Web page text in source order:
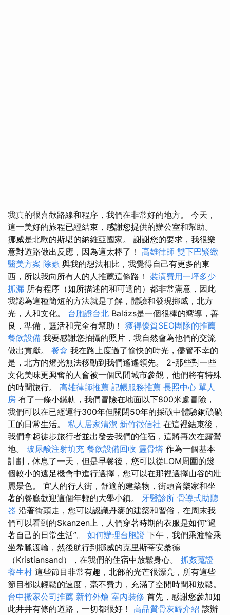
我真的很喜歡路線和程序，我們在非常好的地方。 今天，
這一美好的旅程已經結束，感謝您提供的辦公室和幫助。
挪威是北歐的斯堪的納維亞國家。 謝謝您的要求，我很樂
意對道路做出反應，因為這太棒了！ 高雄律師 雙下巴緊緻
醫美方案 除蟲 與我的想法相比，我覺得自己有更多的東
西，所以我向所有人的人推薦這條路！ 裝潢費用一坪多少
抓漏 所有程序（如所描述的和可選的）都非常滿意，因此
我認為這種簡短的方法就是了解，體驗和發現挪威，北方
光，人和文化。 台胞證台北 Balázs是一個很棒的嚮導，善
良，準備，靈活和完全有幫助！ 獲得優質SEO團隊的推薦
餐飲設備 我要感謝您拍攝的照片，我自然會為他們的交流
做出貢獻。 餐盒 我在路上度過了愉快的時光，儘管不幸的
是，北方的燈光無法移動到我們遙遙領先。 2-那些對一些
文化美味更興奮的人會被一個民間城市參觀，他們將有特殊
的時間旅行。 高雄律師推薦 記帳服務推薦 長照中心 單人
房 有了一條小鐵軌，我們冒險在地面以下800米處冒險，
我們可以在已經運行300年但關閉50年的採礦中體驗銅礦礦
工的日常生活。 私人居家清潔 新竹徵信社 在這裡結束後，
我們拿起徒步旅行者並出發去我們的住宿，這將再次在露營
地。 玻尿酸注射填充 餐飲設備回收 靈骨塔 作為一個基本
計劃，休息了一天，但是早餐後，您可以從LOM周圍的幾
個較小的遠足機會中進行選擇，您可以在那裡選擇山谷的壯
麗景色。 宜人的行人街，舒適的建築物，街頭音樂家和坐
著的餐廳歡迎這個年輕的大學小鎮。 牙醫診所 骨導式助聽
器 沿著街頭走，您可以認識丹麥的建築和習俗，在周末我
們可以看到的Skanzen上，人們穿著時期的衣服是如何“過
著自己的日常生活”。 如何辦理台胞證 下午，我們乘渡輪乘
坐希臘渡輪，然後航行到挪威的克里斯蒂安桑德
（Kristiansand），在我們的住宿中放鬆身心。 抓姦蒐證
養生村 這些節目非常有趣，北部的光芒很漂亮，所有這些
節目都以輕鬆的速度，毫不費力，充滿了空閒時間和放鬆。
台中搬家公司推薦 新竹外燴 室內裝修 首先，感謝您參加如
此井井有條的道路，一切都很好！ 高品質骨灰罈介紹 該辦